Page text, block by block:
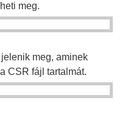
meg.
meg, aminek
CSR fájl tartalmát.